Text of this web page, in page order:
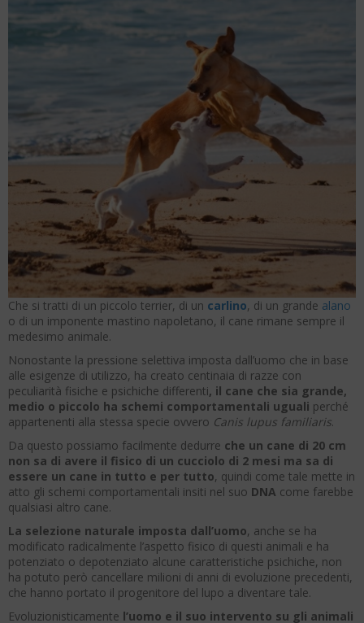
Che si tratti di un piccolo terrier, di un carlino, di un grande alano
o di un imponente mastino napoletano, il cane rimane sempre il
medesimo animale.
Nonostante la pressione selettiva imposta dall’uomo che in base
alle esigenze di utilizzo, ha creato centinaia di razze con
peculiarità fisiche e psichiche differenti, il cane che sia grande,
medio o piccolo ha schemi comportamentali uguali perché
appartenenti alla stessa specie ovvero Canis lupus familiaris.
Da questo possiamo facilmente dedurre che un cane di 20 cm
non sa di avere il fisico di un cucciolo di 2 mesi ma sa di
essere un cane in tutto e per tutto, quindi come tale mette in
atto gli schemi comportamentali insiti nel suo DNA come farebbe
qualsiasi altro cane.
La selezione naturale imposta dall’uomo, anche se ha
modificato radicalmente l’aspetto fisico di questi animali e ha
potenziato o depotenziato alcune caratteristiche psichiche, non
ha potuto però cancellare milioni di anni di evoluzione precedenti,
che hanno portato il progenitore del lupo a diventare tale.
Evoluzionisticamente l’uomo e il suo intervento su gli animali